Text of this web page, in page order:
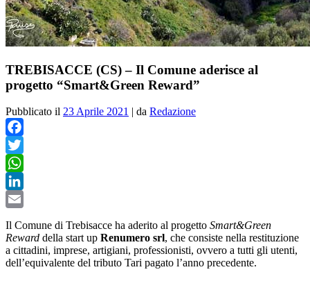
TREBISACCE (CS) – Il Comune aderisce al
progetto “Smart&Green Reward”
Pubblicato il 23 Aprile 2021 | da Redazione
Facebook
Twitter
WhatsApp
LinkedIn
Il Comune di Trebisacce ha aderito al progetto Smart&Green
Reward della start up Renumero srl, che consiste nella restituzione
a cittadini, imprese, artigiani, professionisti, ovvero a tutti gli utenti,
dell’equivalente del tributo Tari pagato l’anno precedente.